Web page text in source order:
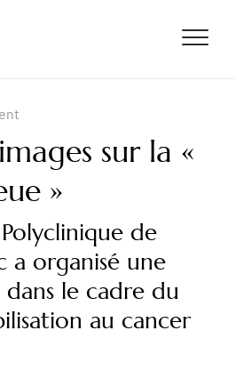
sur la «
»
de
a organisé une
le cadre du
au cancer